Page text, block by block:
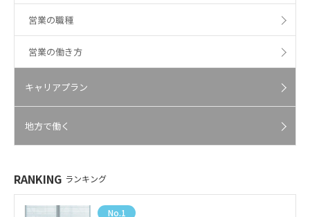
営業の職種
営業の働き方
キャリアプラン
地方で働く
RANKING ランキング
No.1